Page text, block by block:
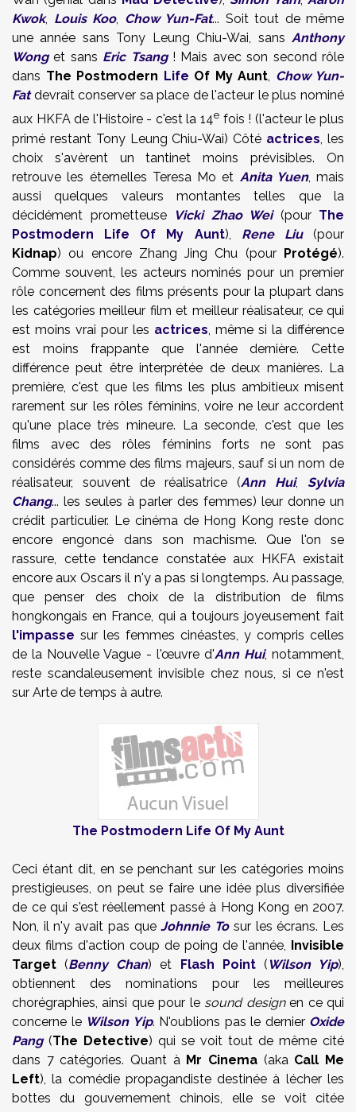
Kwok, Louis Koo, Chow Yun-Fat... Soit tout de même
une année sans Tony Leung Chiu-Wai, sans Anthony
Wonget sans Eric Tsang! Mais avec son second rôle
dans The Postmodern Life Of My Aunt, Chow Yun-
Fatdevrait conserver sa place de l'acteur le plus nominé
aux HKFA de l'Histoire - c'est la 14e fois ! (l'acteur le plus
primé restant Tony Leung Chiu-Wai) Côté actrices , les
choix s'avèrent un tantinet moins prévisibles. On
retrouve les éternelles Teresa Mo et Anita Yuen, mais
aussi quelques valeurs montantes telles que la
décidément prometteuse
Vicki Zhao Wei(pour The
Postmodern Life Of My Aunt), Rene Liu(pour
Kidnap) ou encore Zhang Jing Chu (pour Protégé).
Comme souvent, les acteurs nominés pour un premier
rôle concernent des films présents pour la plupart dans
les catégories meilleur film et meilleur réalisateur, ce qui
est moins vrai pour les actrices , même si la différence
est moins frappante que l'année dernière. Cette
différence peut être interprétée de deux manières. La
première, c'est que les films les plus ambitieux misent
rarement sur les rôles féminins, voire ne leur accordent
qu'une place très mineure. La seconde, c'est que les
films avec des rôles féminins forts ne sont pas
considérés comme des films majeurs, sauf si un nom de
réalisateur, souvent de réalisatrice (Ann Hui, Sylvia
Chang... les seules à parler des femmes) leur donne un
crédit particulier. Le cinéma de Hong Kong reste donc
encore engoncé dans son machisme. Que l'on se
rassure, cette tendance constatée aux HKFA existait
encore aux Oscars il n'y a pas si longtemps. Au passage,
que penser des choix de la distribution de films
hongkongais en France, qui a toujours joyeusement fait
l'impasse sur les femmes cinéastes, y compris celles
de la Nouvelle Vague - l'œuvre d'Ann Hui, notamment,
reste scandaleusement invisible chez nous, si ce n'est
sur Arte de temps à autre.
The Postmodern Life Of My Aunt
Ceci étant dit, en se penchant sur les catégories moins
prestigieuses, on peut se faire une idée plus diversifiée
de ce qui s'est réellement passé à Hong Kong en 2007.
Non, il n'y avait pas queJohnnie Tosur les écrans. Les
deux films d'action coup de poing de l'année, Invisible
Target (Benny Chan) et Flash Point( Wilson Yip),
obtiennent des nominations pour les meilleures
chorégraphies, ainsi que pour le sound designen ce qui
concerne le Wilson Yip. N'oublions pas le dernier Oxide
Pang(The Detective) qui se voit tout de même cité
dans 7 catégories. Quant à Mr Cinema (aka Call Me
Left), la comédie propagandiste destinée à lécher les
bottes du gouvernement chinois, elle se voit citée